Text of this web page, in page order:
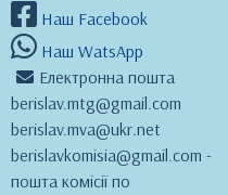
Наш Facebook
Наш WatsApp
Електронна пошта
berislav.mtg@gmail.com
berislav.mva@ukr.net
berislavkomisia@gmail.com -
пошта комісії по